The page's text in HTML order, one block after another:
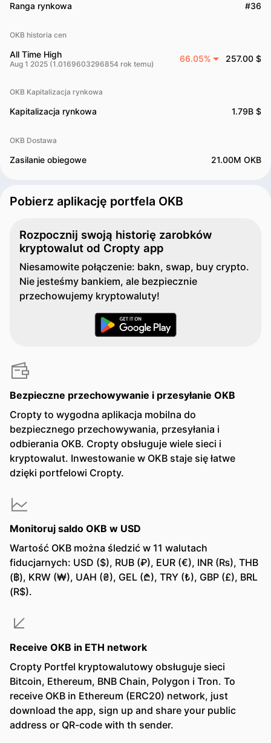
Ranga rynkowa #36
OKB historia cen
All Time High
Aug 1 2025 (1.0169603296854 rok temu)
66.05% 257.00 $
OKB Kapitalizacja rynkowa
Kapitalizacja rynkowa 1.79B $
OKB Dostawa
Zasilanie obiegowe 21.00M OKB
Pobierz aplikację portfela OKB
Rozpocznij swoją historię zarobków
kryptowalut od Cropty app
Niesamowite połączenie: bakn, swap, buy crypto.
Nie jesteśmy bankiem, ale bezpiecznie
przechowujemy kryptowaluty!
Bezpieczne przechowywanie i przesyłanie OKB
Cropty to wygodna aplikacja mobilna do
bezpiecznego przechowywania, przesyłania i
odbierania OKB. Cropty obsługuje wiele sieci i
kryptowalut. Inwestowanie w OKB staje się łatwe
dzięki portfelowi Cropty.
Monitoruj saldo OKB w USD
Wartość OKB można śledzić w 11 walutach
fiducjarnych: USD ($), RUB (₽), EUR (€), INR (₨), THB
(฿), KRW (₩), UAH (₴), GEL (₾), TRY (₺), GBP (£), BRL
(R$).
Receive OKB in ETH network
Cropty Portfel kryptowalutowy obsługuje sieci
Bitcoin, Ethereum, BNB Chain, Polygon i Tron. To
receive OKB in Ethereum (ERC20) network, just
download the app, sign up and share your public
address or QR-code with th sender.